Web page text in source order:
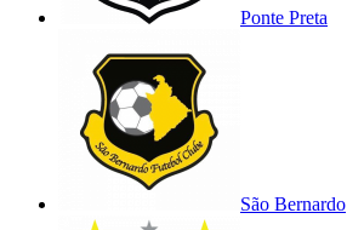
Ponte Preta
São Bernardo